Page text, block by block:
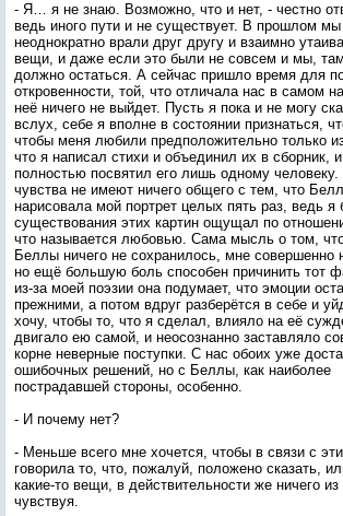
- Я… я не знаю. Возможно, что и нет, - честно
ведь иного пути и не существует. В прошлом мы
неоднократно врали друг другу и взаимно
вещи, и даже если это были не совсем и мы,
должно остаться. А сейчас пришло время для
откровенности, той, что отличала нас в самом
неё ничего не выйдет. Пусть я пока и не могу
вслух, себе я вполне в состоянии признаться,
чтобы меня любили предположительно только
что я написал стихи и объединил их в сборник,
полностью посвятил его лишь одному
чувства не имеют ничего общего с тем, что
нарисовала мой портрет целых пять раз, ведь я
существования этих картин ощущал по
что называется любовью. Сама мысль о том,
Беллы ничего не сохранилось, мне совершенно
но ещё большую боль способен причинить тот
из-за моей поэзии она подумает, что эмоции
прежними, а потом вдруг разберётся в себе и
хочу, чтобы то, что я сделал, влияло на её
двигало ею самой, и неосознанно заставляло
корне неверные поступки. С нас обоих уже
ошибочных решений, но с Беллы, как наиболее
пострадавшей стороны, особенно.
- И почему нет?
- Меньше всего мне хочется, чтобы в связи с
говорила то, что, пожалуй, положено сказать,
какие-то вещи, в действительности же ничего из
чувствуя.